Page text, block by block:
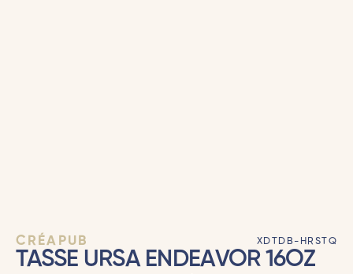
CRÉAPUB XDTDB-HRSTQ
TASSE URSA ENDEAVOR 16OZ